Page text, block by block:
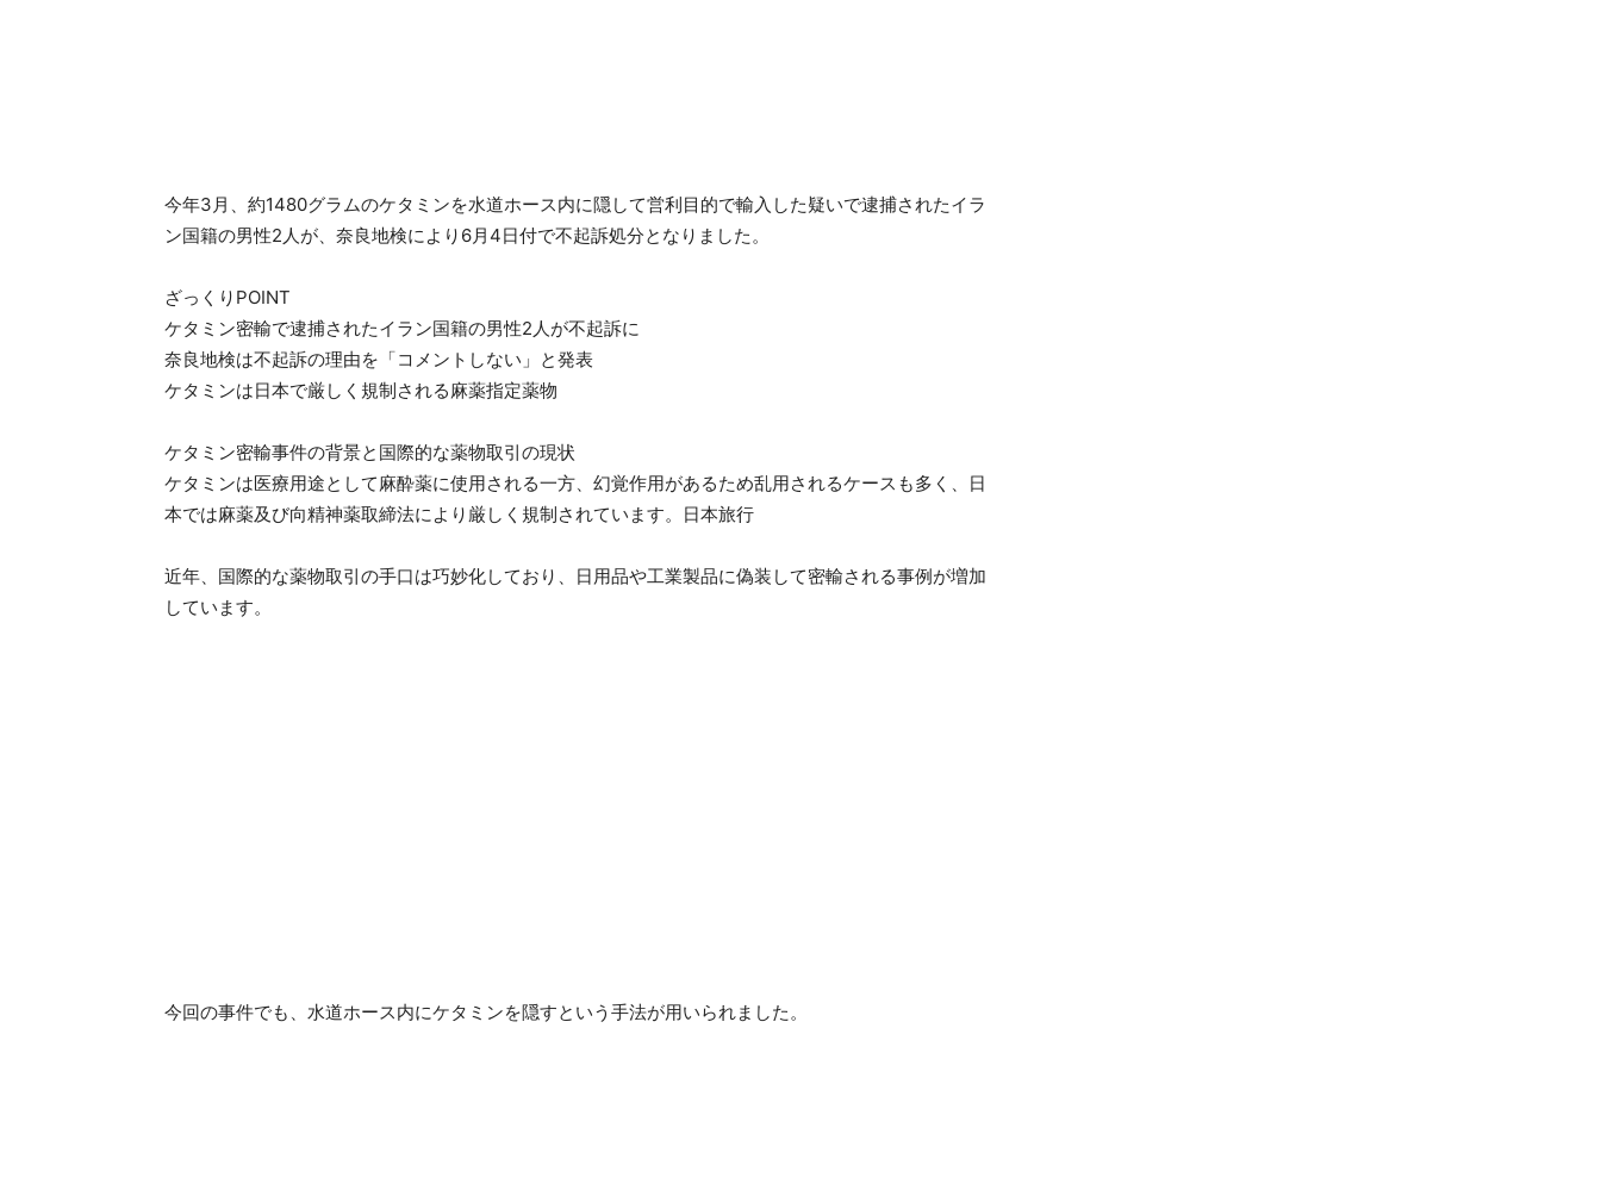
今年3月、約1480グラムのケタミンを水道ホース内に隠して営利目的で輸入した疑いで逮捕されたイラ
ン国籍の男性2人が、奈良地検により6月4日付で不起訴処分となりました。
ざっくりPOINT
ケタミン密輸で逮捕されたイラン国籍の男性2人が不起訴に
奈良地検は不起訴の理由を「コメントしない」と発表
ケタミンは日本で厳しく規制される麻薬指定薬物
ケタミン密輸事件の背景と国際的な薬物取引の現状
ケタミンは医療用途として麻酔薬に使用される一方、幻覚作用があるため乱用されるケースも多く、日
本では麻薬及び向精神薬取締法により厳しく規制されています。日本旅行
近年、国際的な薬物取引の手口は巧妙化しており、日用品や工業製品に偽装して密輸される事例が増加
しています。
今回の事件でも、水道ホース内にケタミンを隠すという手法が用いられました。